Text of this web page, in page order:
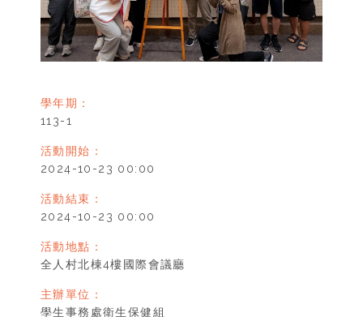
學年期：
113-1
活動開始：
2024-10-23 00:00
活動結束：
2024-10-23 00:00
活動地點：
全人村北棟4樓國際會議廳
主辦單位：
學生事務處衛生保健組